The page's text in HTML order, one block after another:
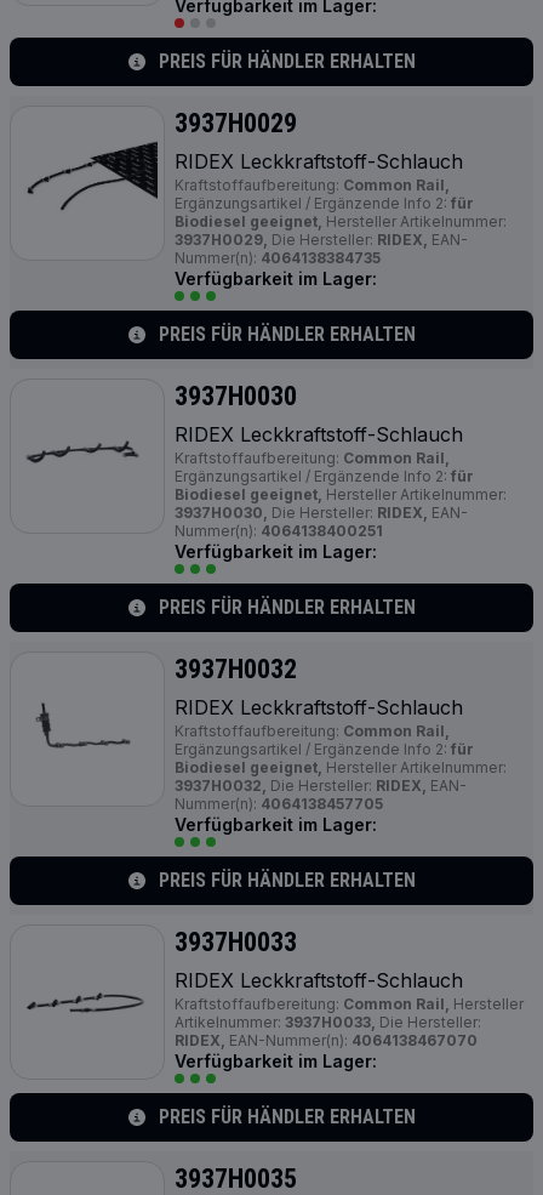
Verfügbarkeit im Lager:
PREIS FÜR HÄNDLER ERHALTEN
3937H0029
RIDEX Leckkraftstoff-Schlauch
Kraftstoffaufbereitung: Common Rail,
Ergänzungsartikel / Ergänzende Info 2: für
Biodiesel geeignet, Hersteller Artikelnummer:
3937H0029, Die Hersteller: RIDEX, EAN-
Nummer(n): 4064138384735
Verfügbarkeit im Lager:
PREIS FÜR HÄNDLER ERHALTEN
3937H0030
RIDEX Leckkraftstoff-Schlauch
Kraftstoffaufbereitung: Common Rail,
Ergänzungsartikel / Ergänzende Info 2: für
Biodiesel geeignet, Hersteller Artikelnummer:
3937H0030, Die Hersteller: RIDEX, EAN-
Nummer(n): 4064138400251
Verfügbarkeit im Lager:
PREIS FÜR HÄNDLER ERHALTEN
3937H0032
RIDEX Leckkraftstoff-Schlauch
Kraftstoffaufbereitung: Common Rail,
Ergänzungsartikel / Ergänzende Info 2: für
Biodiesel geeignet, Hersteller Artikelnummer:
3937H0032, Die Hersteller: RIDEX, EAN-
Nummer(n): 4064138457705
Verfügbarkeit im Lager:
PREIS FÜR HÄNDLER ERHALTEN
3937H0033
RIDEX Leckkraftstoff-Schlauch
Kraftstoffaufbereitung: Common Rail, Hersteller
Artikelnummer: 3937H0033, Die Hersteller:
RIDEX, EAN-Nummer(n): 4064138467070
Verfügbarkeit im Lager:
PREIS FÜR HÄNDLER ERHALTEN
3937H0035